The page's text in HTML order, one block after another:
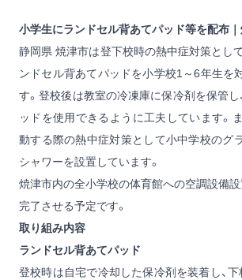
小学生にランドセル背あてパッド等を配布
静岡県 焼津市は登下校時の熱中症対策として
ンドセル背あてパッドを小学校1～6年生を
す。登校後は教室の冷凍庫に保冷剤を保管し
ッドを使用できるように工夫しています。
動する際の熱中症対策として小中学校のグ
シャワーを設置しています。
焼津市内の全小学校の体育館への空調設備
完了させる予定です。
取り組み内容
ランドセル背あてパッド
登校時は自宅で冷却した保冷剤を装着し、